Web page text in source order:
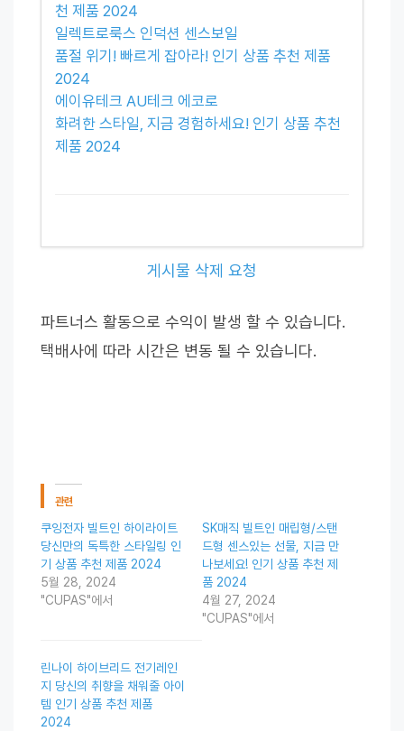
천 제품 2024
일렉트로룩스 인덕션 센스보일
품절 위기! 빠르게 잡아라! 인기 상품 추천 제품
2024
에이유테크 AU테크 에코로
화려한 스타일, 지금 경험하세요! 인기 상품 추천
제품 2024
게시물 삭제 요청
파트너스 활동으로 수익이 발생 할 수 있습니다.
택배사에 따라 시간은 변동 될 수 있습니다.
관련
쿠잉전자 빌트인 하이라이트
당신만의 독특한 스타일링 인
기 상품 추천 제품 2024
5월 28, 2024
"CUPAS"에서
SK매직 빌트인 매립형/스탠
드형 센스있는 선물, 지금 만
나보세요! 인기 상품 추천 제
품 2024
4월 27, 2024
"CUPAS"에서
린나이 하이브리드 전기레인
지 당신의 취향을 채워줄 아이
템 인기 상품 추천 제품
2024